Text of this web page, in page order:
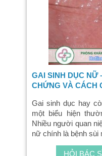
GAI SINH DỤC NỮ
CHỨNG VÀ CÁCH
Gai sinh dục hay
một biểu hiện
Nhiều người quan
nữ chính là bệnh sùi
HỎI BÁC